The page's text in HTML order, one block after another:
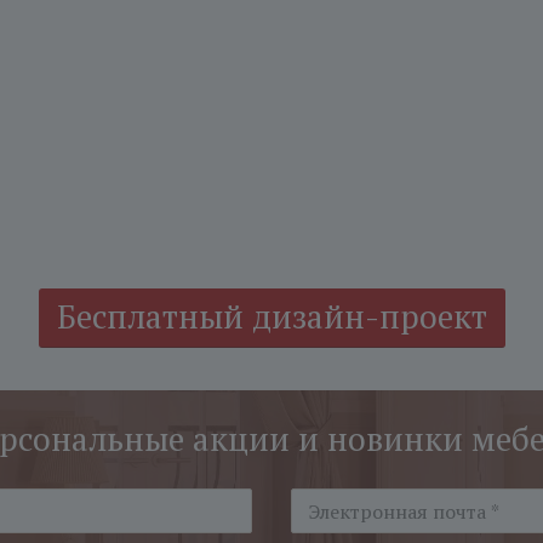
Бесплатный дизайн-проект
акции и новинки